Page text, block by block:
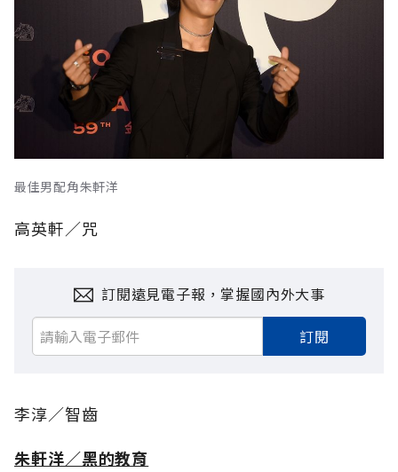
最佳男配角朱軒洋
高英軒／咒
訂閱遠見電子報，掌握國內外大事
訂閱
李淳／智齒
朱軒洋／黑的教育